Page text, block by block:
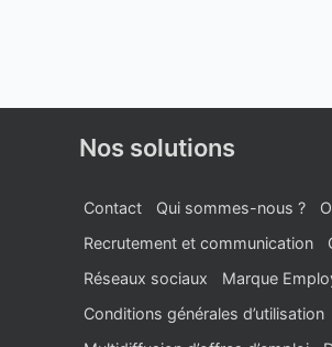
Nos solutions
Contact Qui sommes-nous ?
Recrutement et communication
Réseaux sociaux
Marque
Conditions générales d’utilisation